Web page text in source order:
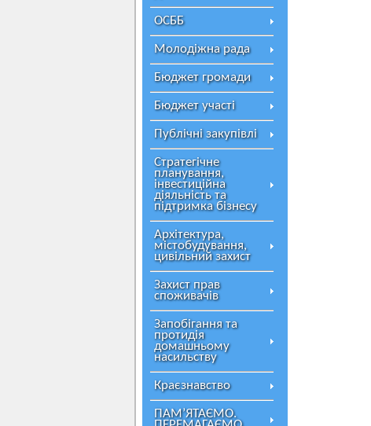
ОСББ
Молодіжна рада
Бюджет громади
Бюджет участі
Публічні закупівлі
Стратегічне
планування,
інвестиційна
діяльність та
підтримка бізнесу
Архітектура,
містобудування,
цивільний захист
Захист прав
споживачів
Запобігання та
протидія
домашньому
насильству
Краєзнавство
ПАМ’ЯТАЄМО.